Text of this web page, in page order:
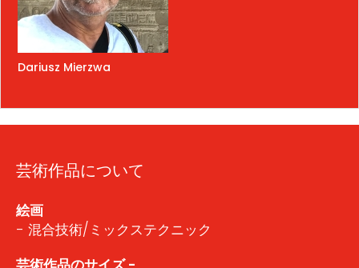
Dariusz Mierzwa
芸術作品について
絵画
- 混合技術/ミックステクニック